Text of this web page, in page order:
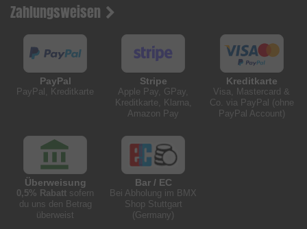
Zahlungsweisen
PayPal
PayPal, Kreditkarte
Stripe
Apple Pay, GPay,
Kreditkarte, Klarna,
Amazon Pay
Kreditkarte
Visa, Mastercard &
Co. via PayPal (ohne
PayPal Account)
Überweisung
0,5% Rabatt sofern
du uns den Betrag
überweist
Bar / EC
Bei Abholung im BMX
Shop Stuttgart
(Germany)